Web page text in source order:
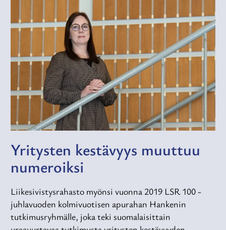
Yritysten kestävyys muuttuu
numeroiksi
Liikesivistysrahasto myönsi vuonna 2019 LSR 100 -
juhlavuoden kolmivuotisen apurahan Hankenin
tutkimusryhmälle, joka teki suomalaisittain